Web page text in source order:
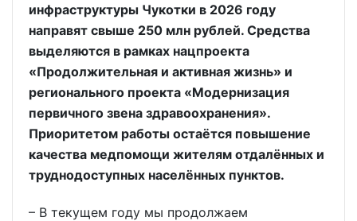
инфраструктуры Чукотки в 2026 году
направят свыше 250 млн рублей. Средства
выделяются в рамках нацпроекта
«Продолжительная и активная жизнь» и
регионального проекта «Модернизация
первичного звена здравоохранения».
Приоритетом работы остаётся повышение
качества медпомощи жителям отдалённых и
труднодоступных населённых пунктов.
– В текущем году мы продолжаем